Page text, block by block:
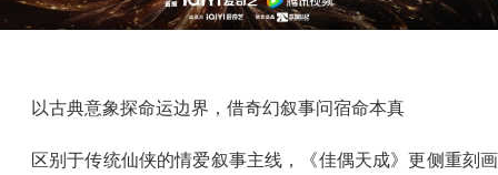
以古典意象探命运边界，借奇幻叙事问宿命本真
区别于传统仙侠的情爱叙事主线，《佳偶天成》更侧重刻画